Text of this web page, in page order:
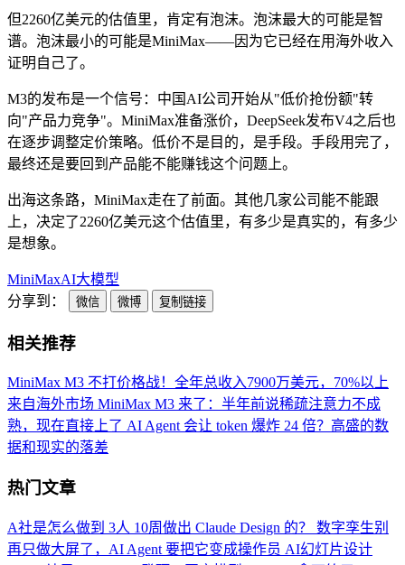
但2260亿美元的估值里，肯定有泡沫。泡沫最大的可能是智
谱。泡沫最小的可能是MiniMax——因为它已经在用海外收入
证明自己了。
M3的发布是一个信号：中国AI公司开始从"低价抢份额"转
向"产品力竞争"。MiniMax准备涨价，DeepSeek发布V4之后也
在逐步调整定价策略。低价不是目的，是手段。手段用完了，
最终还是要回到产品能不能赚钱这个问题上。
出海这条路，MiniMax走在了前面。其他几家公司能不能跟
上，决定了2260亿美元这个估值里，有多少是真实的，有多少
是想象。
MiniMaxAI大模型
分享到：
微信 微博 复制链接
相关推荐
MiniMax M3 不打价格战！全年总收入7900万美元，70%以上
来自海外市场 MiniMax M3 来了：半年前说稀疏注意力不成
熟，现在直接上了 AI Agent 会让 token 爆炸 24 倍？高盛的数
据和现实的落差
热门文章
A社是怎么做到 3人 10周做出 Claude Design 的？
数字孪生别
再只做大屏了，AI Agent 要把它变成操作员 AI幻灯片设计